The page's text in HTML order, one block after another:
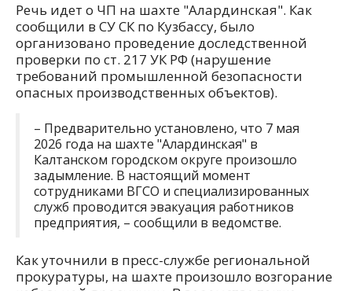
Речь идет о ЧП на шахте "Алардинская". Как
сообщили в СУ СК по Кузбассу, было
организовано проведение доследственной
проверки по ст. 217 УК РФ (нарушение
требований промышленной безопасности
опасных производственных объектов).
– Предварительно установлено, что 7 мая
2026 года на шахте "Алардинская" в
Калтанском городском округе произошло
задымление. В настоящий момент
сотрудниками ВГСО и специализированных
служб проводится эвакуация работников
предприятия, – сообщили в ведомстве.
Как уточнили в пресс-службе региональной
прокуратуры, на шахте произошло возгорание